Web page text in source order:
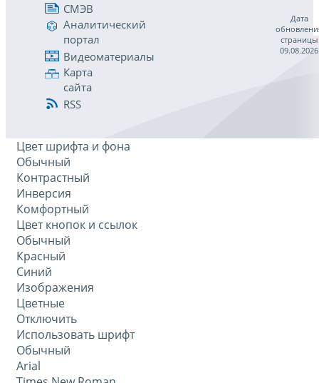
СМЭВ
Аналитический
портал
Видеоматериалы
Карта
сайта
RSS
Дата
страницы
09.08.2026
Цвет шрифта и фона
Обычный
Контрастный
Инверсия
Комфортный
Цвет кнопок и ссылок
Обычный
Красный
Синий
Изображения
Цветные
Отключить
Использовать шрифт
Обычный
Arial